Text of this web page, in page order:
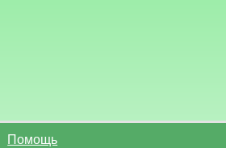
Помощь